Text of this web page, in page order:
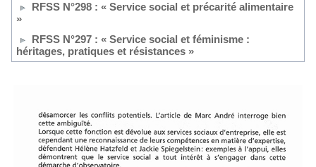
RFSS N°298 : « Service social et précarité alimentaire
»
RFSS N°297 : « Service social et féminisme :
héritages, pratiques et résistances »